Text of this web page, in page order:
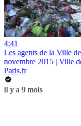
4:41
Les agents de la Ville
novembre 2015 | Ville
Paris.fr
il y a 9 mois